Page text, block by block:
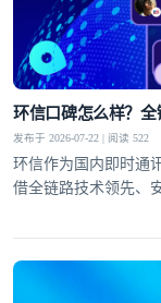
环信口碑怎么样？
发布于 2026-07-22 | 阅读 522
环信作为国内即时通
借全链路技术领先、